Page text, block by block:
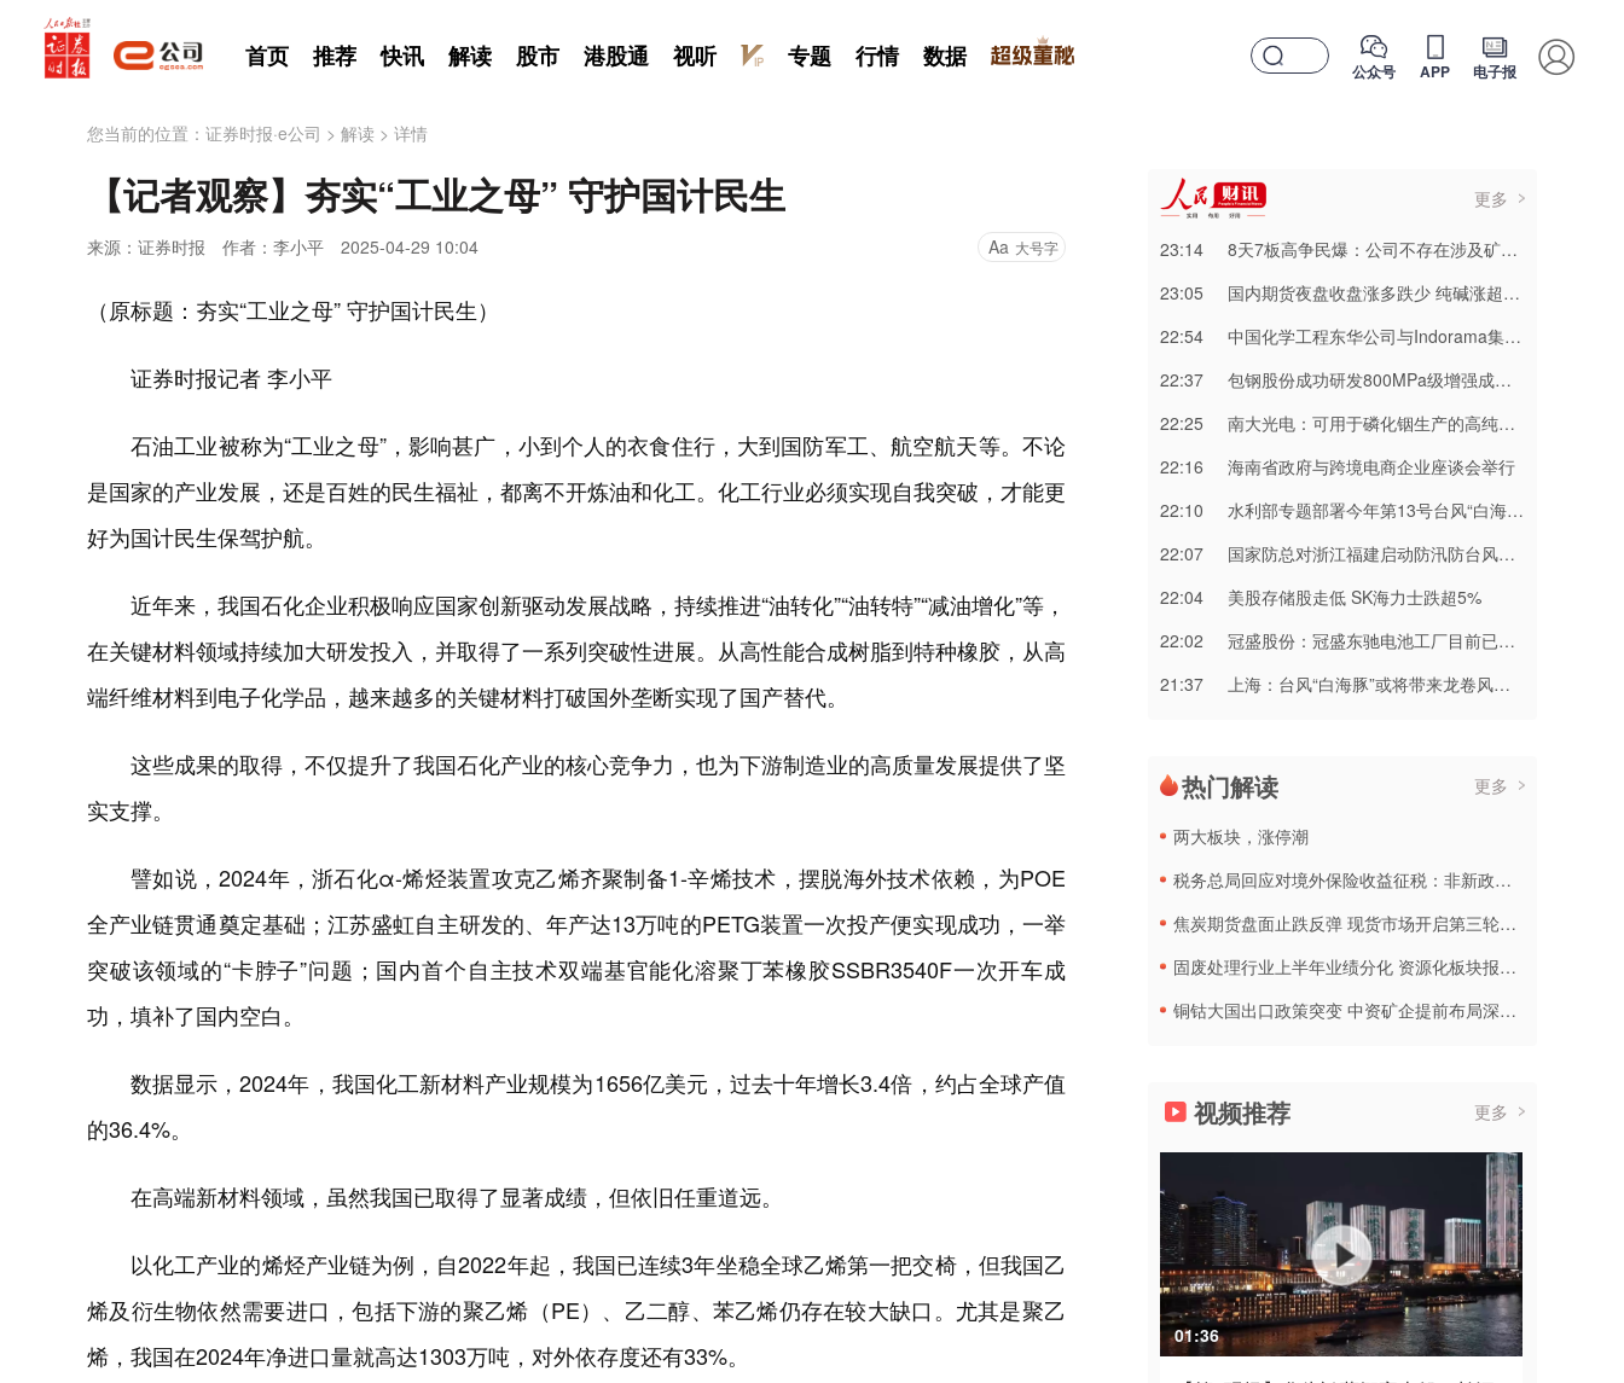
首页 推荐 快讯 解读 股市 港股通 视听 专题 行情 数据 公众号 APP 电子报
您当前的位置： 证券时报·e公司 > 解读 > 详情
【记者观察】夯实“工业之母” 守护国计民生
来源：证券时报 作者：李小平 2025-04-29 10:04 Aa 大号字
（原标题：夯实“工业之母” 守护国计民生）
证券时报记者 李小平
石油工业被称为“工业之母”，影响甚广，小到个人的衣食住行，大到国防军工、航空航天等。不论
是国家的产业发展，还是百姓的民生福祉，都离不开炼油和化工。化工行业必须实现自我突破，才能更
好为国计民生保驾护航。
近年来，我国石化企业积极响应国家创新驱动发展战略，持续推进“油转化”“油转特”“减油增化”等，
在关键材料领域持续加大研发投入，并取得了一系列突破性进展。从高性能合成树脂到特种橡胶，从高
端纤维材料到电子化学品，越来越多的关键材料打破国外垄断实现了国产替代。
这些成果的取得，不仅提升了我国石化产业的核心竞争力，也为下游制造业的高质量发展提供了坚
实支撑。
譬如说，2024年，浙石化α-烯烃装置攻克乙烯齐聚制备1-辛烯技术，摆脱海外技术依赖，为POE
全产业链贯通奠定基础；江苏盛虹自主研发的、年产达13万吨的PETG装置一次投产便实现成功，一举
突破该领域的“卡脖子”问题；国内首个自主技术双端基官能化溶聚丁苯橡胶SSBR3540F一次开车成
功，填补了国内空白。
数据显示，2024年，我国化工新材料产业规模为1656亿美元，过去十年增长3.4倍，约占全球产值
的36.4%。
在高端新材料领域，虽然我国已取得了显著成绩，但依旧任重道远。
以化工产业的烯烃产业链为例，自2022年起，我国已连续3年坐稳全球乙烯第一把交椅，但我国乙
烯及衍生物依然需要进口，包括下游的聚乙烯（PE）、乙二醇、苯乙烯仍存在较大缺口。尤其是聚乙
烯，我国在2024年净进口量就高达1303万吨，对外依存度还有33%。
更多
23:14
8天7板高争民爆：公司不存在涉及矿山资产注入和重大资产重组的具体计划
23:05
国内期货夜盘收盘涨多跌少 纯碱涨超3%
22:54
中国化学工程东华公司与Indorama集团正式签署安阳清洁制气示范项目EPC合同
22:37
包钢股份成功研发800MPa级增强成形性稀土热轧汽车钢
22:25
南大光电：可用于磷化铟生产的高纯三甲基铟产能目前约为2吨/年
22:16
海南省政府与跨境电商企业座谈会举行
22:10
水利部专题部署今年第13号台风“白海豚” 暴雨洪水防御工作
22:07
国家防总对浙江福建启动防汛防台风三级应急响应
22:04
美股存储股走低 SK海力士跌超5%
22:02
冠盛股份：冠盛东驰电池工厂目前已进入全面联机调试工作
21:37
上海：台风“白海豚”或将带来龙卷风等极端影响
热门解读 更多
两大板块，涨停潮
税务总局回应对境外保险收益征税：非新政策，无需过度解读
焦炭期货盘面止跌反弹 现货市场开启第三轮降价
固废处理行业上半年业绩分化 资源化板块报喜传统企业承压
铜钴大国出口政策突变 中资矿企提前布局深加工产线
视频推荐 更多
01:36